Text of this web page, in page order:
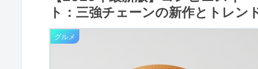
ト：三強チェーンの新作とトレン
グルメ